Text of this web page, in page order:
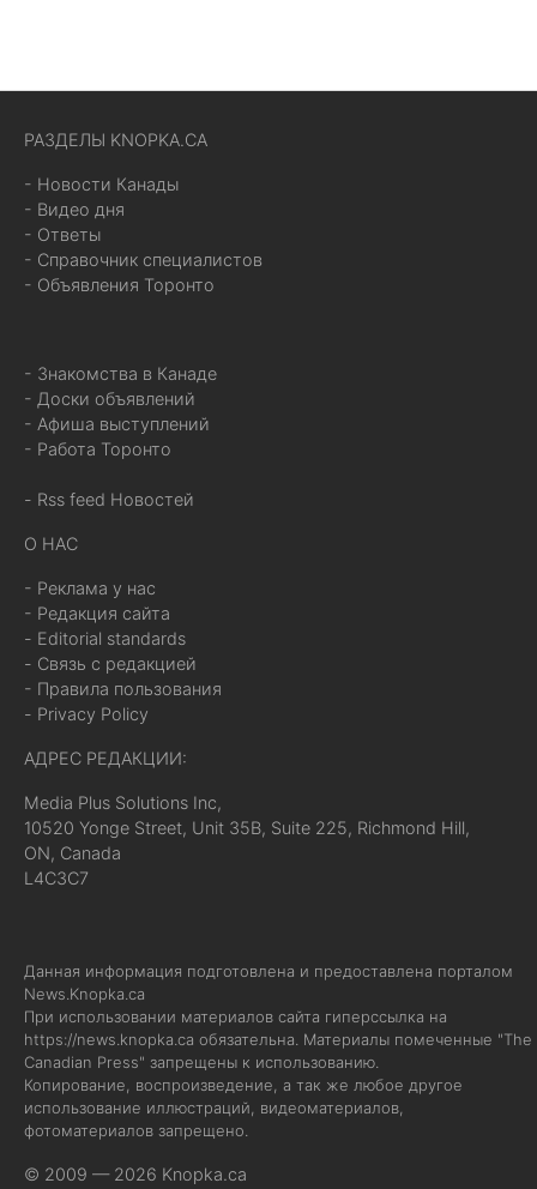
РАЗДЕЛЫ KNOPKA.CA
- Новости Канады
- Видео дня
- Ответы
- Справочник специалистов
- Объявления Торонто
- Знакомства в Канаде
- Доски объявлений
- Афиша выступлений
- Работа Торонто
- Rss feed Новостей
О НАС
- Реклама у нас
- Редакция сайта
- Editorial standards
- Связь с редакцией
- Правила пользования
- Privacy Policy
АДРЕС РЕДАКЦИИ:
Media Plus Solutions Inc,
10520 Yonge Street, Unit 35B, Suite 225, Richmond Hill,
ON, Canada
L4C3C7
Данная информация подготовлена и предоставлена порталом
News.Knopka.ca
При использовании материалов сайта гиперссылка на
https://news.knopka.ca обязательна. Материалы помеченные "The
Canadian Press" запрещены к использованию.
Копирование, воспроизведение, а так же любое другое
использование иллюстраций, видеоматериалов,
фотоматериалов запрещено.
© 2009 — 2026 Knopka.ca